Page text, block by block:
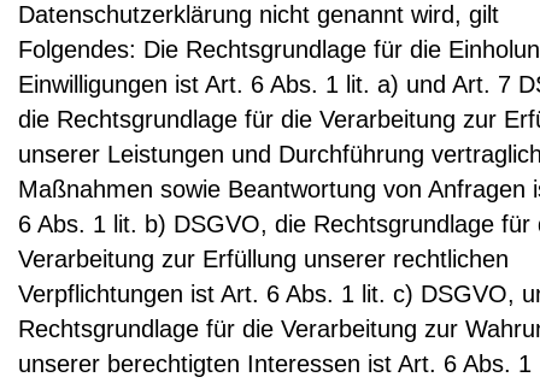
Datenschutzerklärung nicht genannt wird, gilt
Folgendes: Die Rechtsgrundlage für die
Einwilligungen ist Art. 6 Abs. 1 lit. a) und Art. 7
die Rechtsgrundlage für die Verarbeitung zur
unserer Leistungen und Durchführung
Maßnahmen sowie Beantwortung von Anfragen
6 Abs. 1 lit. b) DSGVO, die Rechtsgrundlage für
Verarbeitung zur Erfüllung unserer rechtlichen
Verpflichtungen ist Art. 6 Abs. 1 lit. c) DSGVO,
Rechtsgrundlage für die Verarbeitung zur
unserer berechtigten Interessen ist Art. 6 Abs. 1